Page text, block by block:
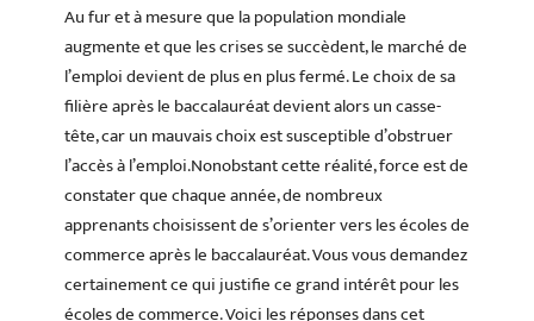
Au fur et à mesure que la population mondiale
augmente et que les crises se succèdent, le marché de
l’emploi devient de plus en plus fermé. Le choix de sa
filière après le baccalauréat devient alors un casse-
tête, car un mauvais choix est susceptible d’obstruer
l’accès à l’emploi.Nonobstant cette réalité, force est de
constater que chaque année, de nombreux
apprenants choisissent de s’orienter vers les écoles de
commerce après le baccalauréat. Vous vous demandez
certainement ce qui justifie ce grand intérêt pour les
écoles de commerce. Voici les réponses dans cet